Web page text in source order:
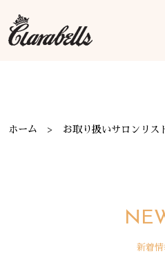
ホーム お取り扱いサロンリス
新着情